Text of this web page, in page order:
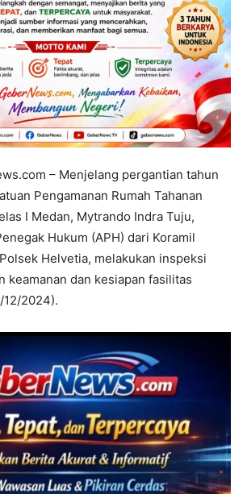
– Menjelang pergantian tahun
Pengamanan Rumah Tahanan
I Medan, Mytrando Indra Tuju,
Hukum (APH) dari Koramil
Helvetia, melakukan inspeksi
keamanan dan kesiapan fasilitas
12/2024).